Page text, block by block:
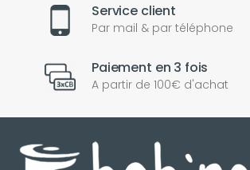
Service client
Par mail & par téléphone
Paiement en 3 fois
A partir de 100€ d'achat